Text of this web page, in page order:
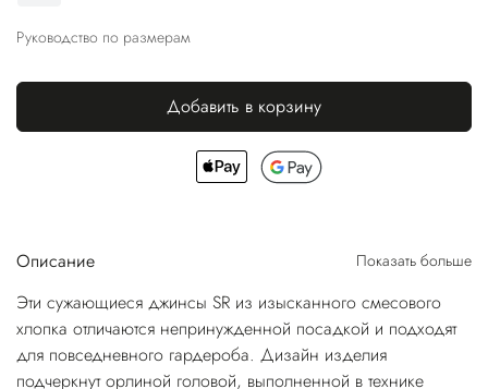
Руководство по размерам
Добавить в корзину
Описание Показать больше
Эти сужающиеся джинсы SR из изысканного смесового
хлопка отличаются непринужденной посадкой и подходят
для повседневного гардероба. Дизайн изделия
подчеркнут орлиной головой, выполненной в технике